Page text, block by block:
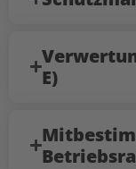
E)